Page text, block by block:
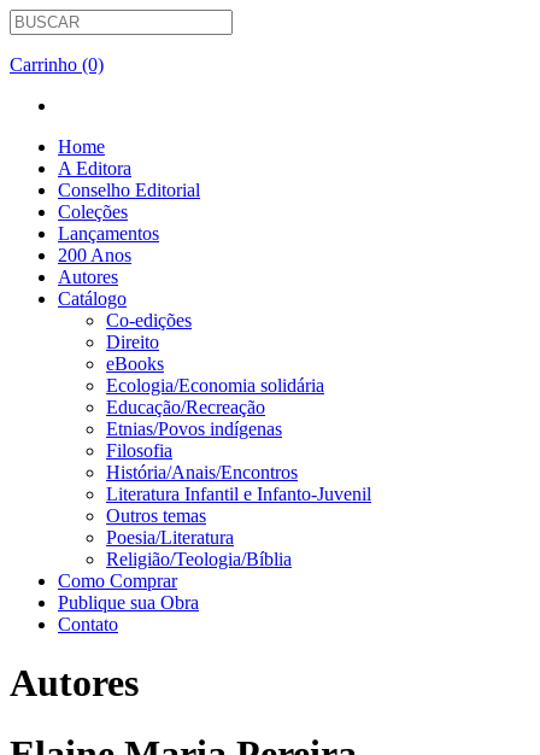
Carrinho (0)
Home
A Editora
Conselho Editorial
Coleções
Lançamentos
200 Anos
Autores
Catálogo
Co-edições
Direito
eBooks
Ecologia/Economia solidária
Educação/Recreação
Etnias/Povos indígenas
Filosofia
História/Anais/Encontros
Literatura Infantil e Infanto-Juvenil
Outros temas
Poesia/Literatura
Religião/Teologia/Bíblia
Como Comprar
Publique sua Obra
Contato
Autores